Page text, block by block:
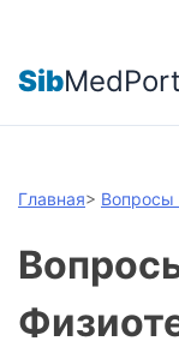
SibMedPort
Главная> Вопросы